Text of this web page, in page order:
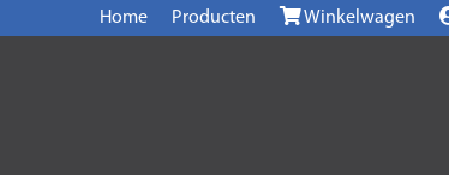
Home Producten Winkelwagen